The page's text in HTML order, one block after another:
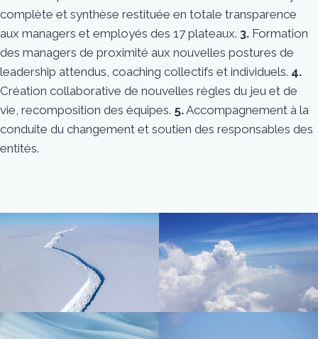
complète et synthèse restituée en totale transparence
aux managers et employés des 17 plateaux. 3. Formation
des managers de proximité aux nouvelles postures de
leadership attendus, coaching collectifs et individuels. 4.
Création collaborative de nouvelles règles du jeu et de
vie, recomposition des équipes. 5.Accompagnement à la
conduite du changement et soutien des responsables des
entités.